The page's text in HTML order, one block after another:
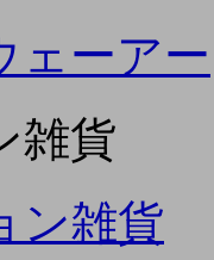
ェーアー
雑貨
ン雑貨